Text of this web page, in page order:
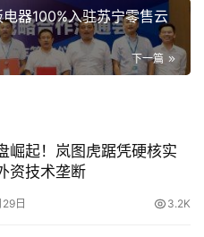
全有”，立刻让求职者找到合
一下，马上入职”的品牌
传播的至高平台，CCTV拥
台影响力，直接覆盖全国各
牌强强联合的传播方式，不但
器100%入驻苏宁零售云
下一篇
崛起！岚图虎踞凭硬核实
资技术垄断
日 3.2K